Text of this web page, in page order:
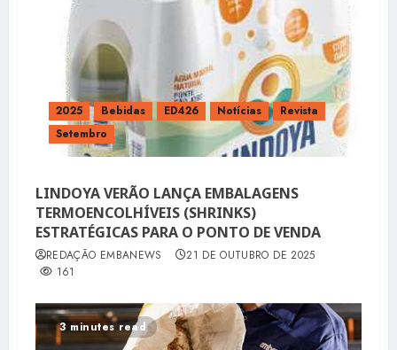
2025 Bebidas ED426 Notícias
Revista
Setembro
LINDOYA VERÃO LANÇA EMBALAGENS
TERMOENCOLHÍVEIS (SHRINKS)
ESTRATÉGICAS PARA O PONTO DE VENDA
REDAÇÃO EMBANEWS
21 DE OUTUBRO DE 2025
161
3 minutes read